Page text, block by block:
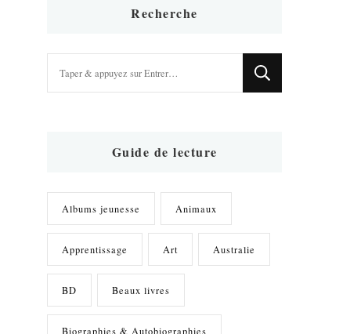
Recherche
Guide de lecture
Albums jeunesse Animaux
Apprentissage Art Australie
BD Beaux livres
Biographies & Autobiographies